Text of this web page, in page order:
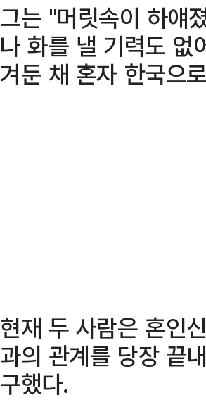
그는 "머릿속이 하얘
나 화를 낼 기력도 없
겨둔 채 혼자 한국으
현재 두 사람은 혼인
과의 관계를 당장 끝
구했다.